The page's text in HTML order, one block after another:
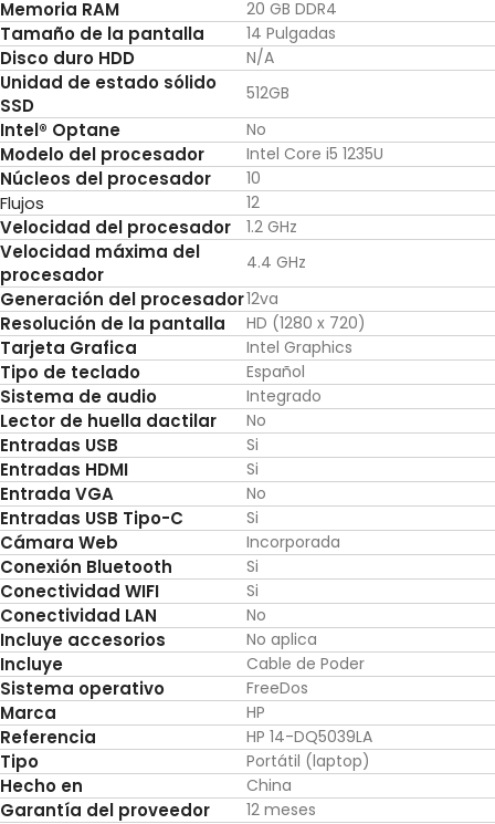
Memoria RAM 20 GB DDR4
Tamaño de la pantalla 14 Pulgadas
Disco duro HDD N/A
Unidad de estado sólido
SSD
512GB
Intel® Optane No
Modelo del procesador Intel Core i5 1235U
Núcleos del procesador 10
Flujos 12
Velocidad del procesador 1.2 GHz
Velocidad máxima del
procesador
4.4 GHz
Generación del procesador12va
Resolución de la pantalla HD (1280 x 720)
Tarjeta Grafica Intel Graphics
Tipo de teclado Español
Sistema de audio Integrado
Lector de huella dactilar No
Entradas USB Si
Entradas HDMI Si
Entrada VGA No
Entradas USB Tipo-C Si
Cámara Web Incorporada
Conexión Bluetooth Si
Conectividad WIFI Si
Conectividad LAN No
Incluye accesorios No aplica
Incluye Cable de Poder
Sistema operativo FreeDos
Marca HP
Referencia HP 14-DQ5039LA
Tipo Portátil (laptop)
Hecho en China
Garantía del proveedor 12 meses